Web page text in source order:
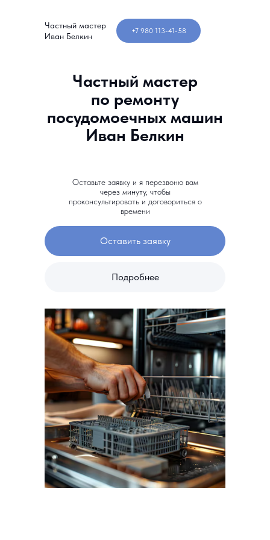
Частный мастер
по ремонту
посудомоечных машин
Иван Белкин
Оставьте заявку и я перезвоню вам
через минуту, чтобы
проконсультировать и договориться о
времени
Оставить заявку
Подробнее
Частный мастер
Иван Белкин
+7 980 113-41-58